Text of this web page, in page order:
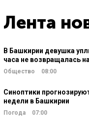
Лента
В Башкирии девушка
часа не возвращалась
Общество 08:00
Синоптики
недели в Башкирии
Погода 07:00